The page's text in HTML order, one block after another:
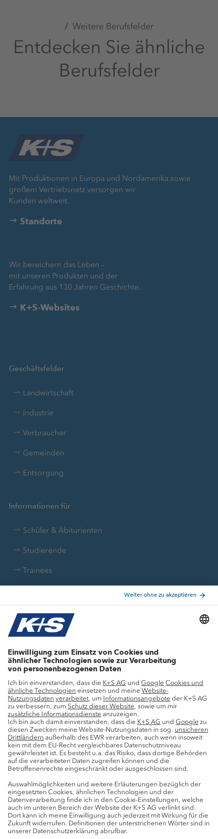
Weitere Berufsfelder
Entdecken Sie ähnliche
Berufsfelder
Mit Produktionen in Europa und Nordamerika sowie
großem Vertriebsnetz versorgen wir
Kunden weltweit.
Standorte
Wir bereichern das Leben –
mit unseren Produkten und der
Erfahrung aus 130 Jahren Geschichte.
K+S-Websites
Geschäftsfelder
Landwirtschaft
Industrie
Verbraucher
Gemeinden
Entsorgung
Informationen für
Schüler & Abiturienten
Studierende
Trainees
Aktuelle Themen
Stellenangebote
Wachstumsprojekte
Innovation
Nachhaltigkeit
Service
Pressekontakte
K+S-Newsletter
K+S Fanshop
Bergbaulexikon
myK+S Kundenportal